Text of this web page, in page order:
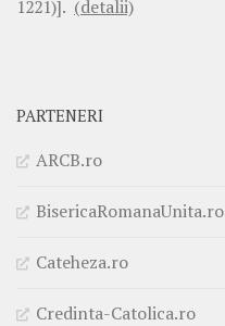
1221)]. (detalii)
PARTENERI
ARCB.ro
BisericaRomanaUnita.ro
Cateheza.ro
Credinta-Catolica.ro